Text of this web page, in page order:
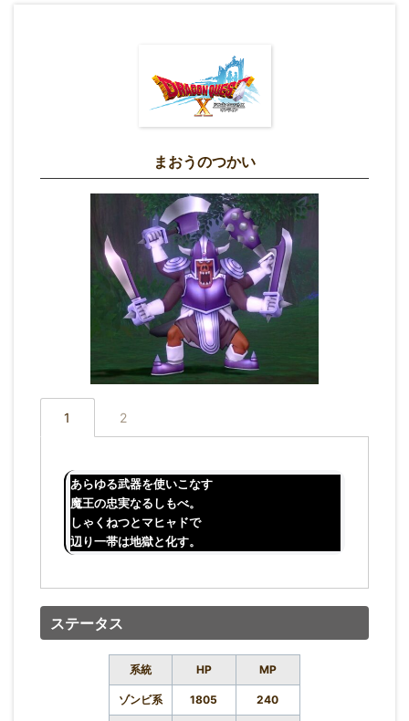
まおうのつかい
1 2
あらゆる武器を使いこなす
魔王の忠実なるしもべ。
しゃくねつとマヒャドで
辺り一帯は地獄と化す。
ステータス
系統 HP MP
ゾンビ系 1805 240